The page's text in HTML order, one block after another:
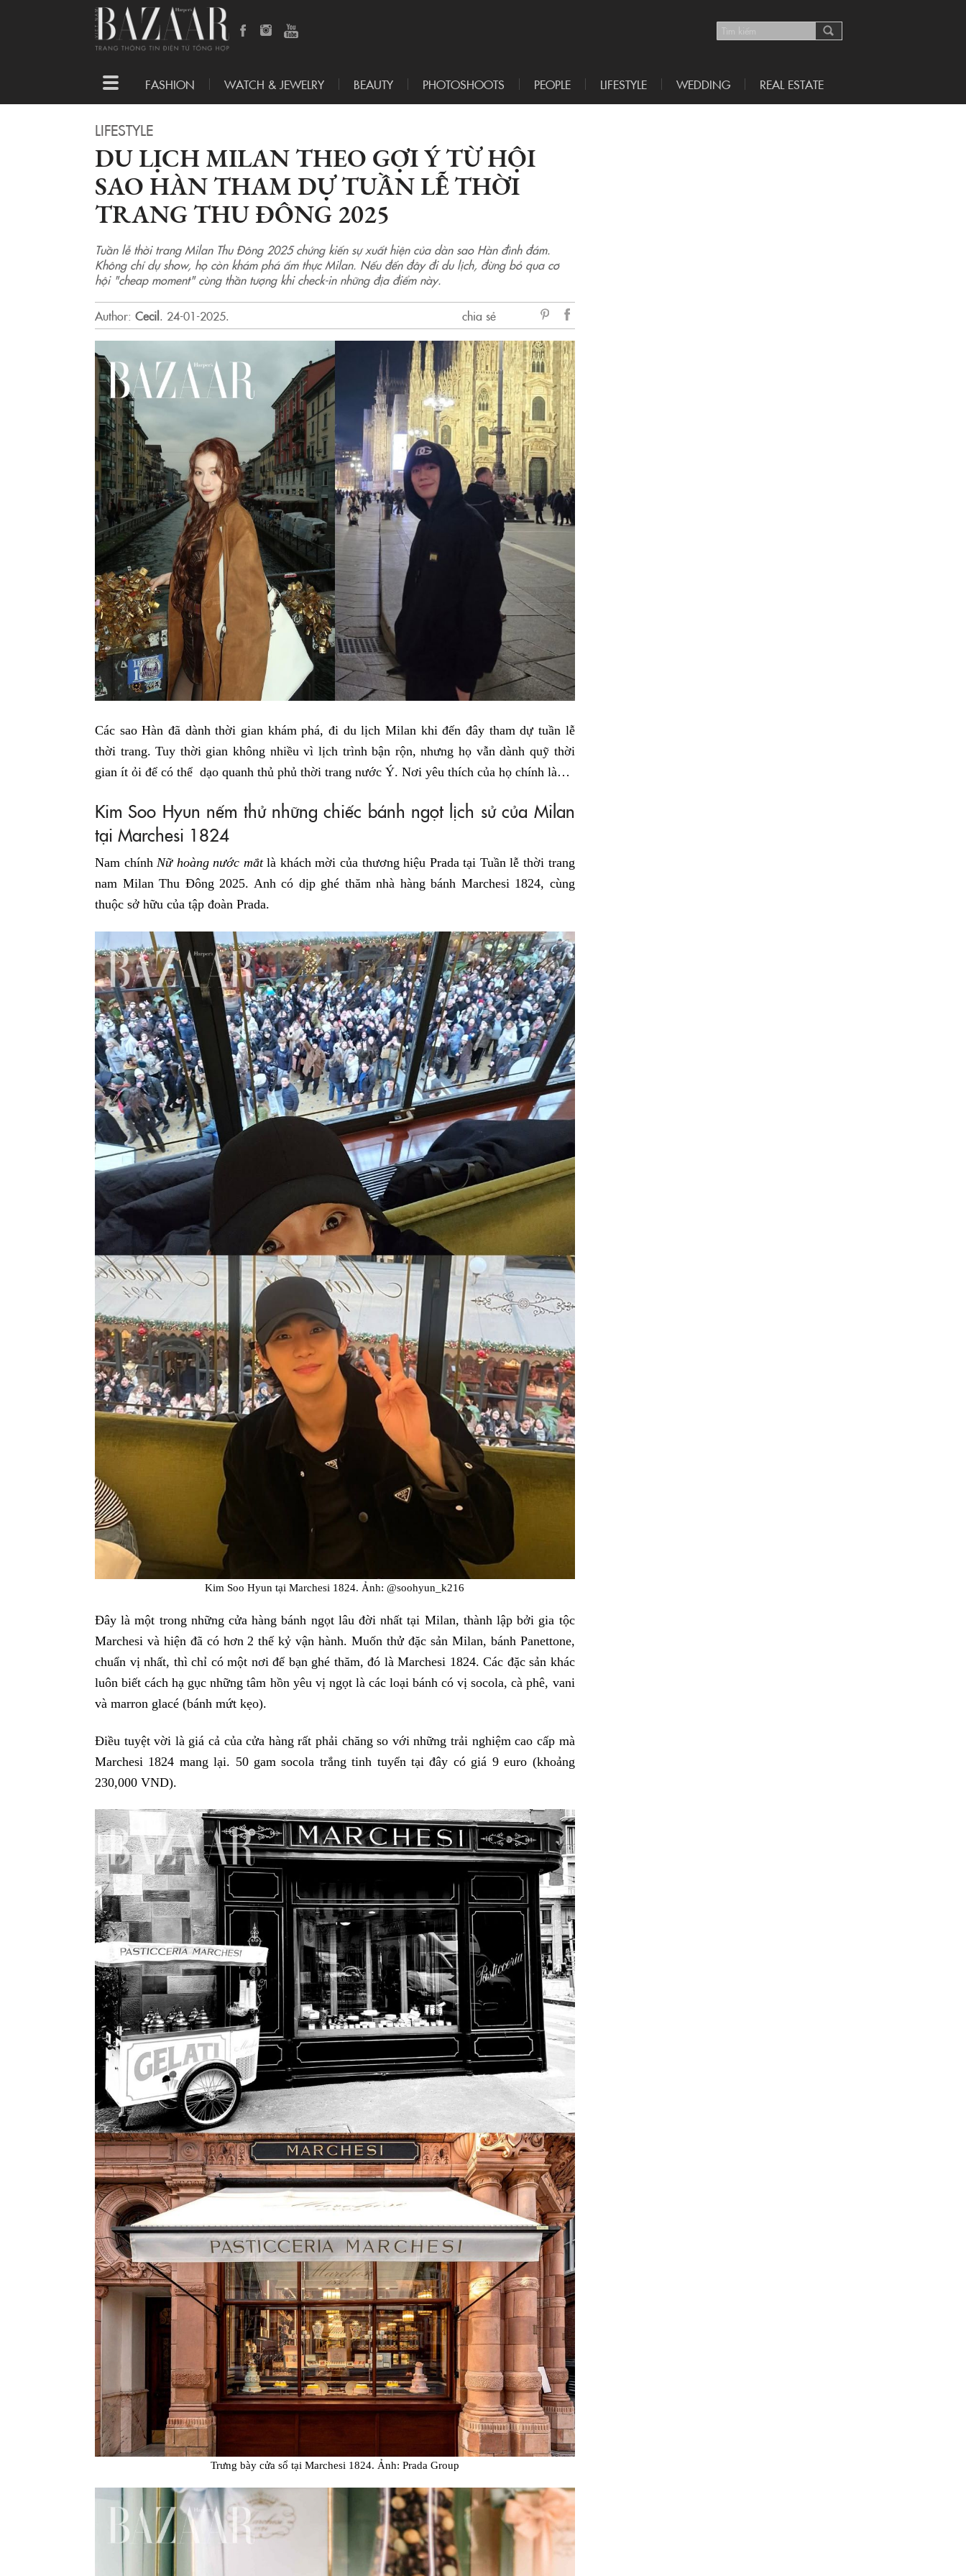
Toggle
navigation
FASHION WATCH & JEWELRY BEAUTY PHOTOSHOOTS PEOPLE LIFESTYLE WEDDING REAL ESTATE
LIFESTYLE
DU LỊCH MILAN THEO GỢI Ý TỪ HỘI
SAO HÀN THAM DỰ TUẦN LỄ THỜI
TRANG THU ĐÔNG 2025
Tuần lễ thời trang Milan Thu Đông 2025 chứng kiến sự xuất hiện của dàn sao Hàn đình đám.
Không chỉ dự show, họ còn khám phá ẩm thực Milan. Nếu đến đây đi du lịch, đừng bỏ qua cơ
hội "cheap moment" cùng thần tượng khi check-in những địa điểm này.
Author: Cecil. 24-01-2025.
chia sẻ
Facebook
Các sao Hàn đã dành thời gian khám phá, đi du lịch Milan khi đến đây tham dự tuần lễ
thời trang. Tuy thời gian không nhiều vì lịch trình bận rộn, nhưng họ vẫn dành quỹ thời
gian ít ỏi để có thể dạo quanh thủ phủ thời trang nước Ý. Nơi yêu thích của họ chính là…
Kim Soo Hyun nếm thử những chiếc bánh ngọt lịch sử của Milan
tại Marchesi 1824
Nam chínhNữ hoàng nước mắtlà khách mời của thương hiệu Prada tại Tuần lễ thời trang
nam Milan Thu Đông 2025. Anh có dịp ghé thăm nhà hàng bánh Marchesi 1824, cùng
thuộc sở hữu của tập đoàn Prada.
Kim Soo Hyun tại Marchesi 1824. Ảnh: @soohyun_k216
Đây là một trong những cửa hàng bánh ngọt lâu đời nhất tại Milan, thành lập bởi gia tộc
Marchesi và hiện đã có hơn 2 thế kỷ vận hành. Muốn thử đặc sản Milan, bánh Panettone,
chuẩn vị nhất, thì chỉ có một nơi để bạn ghé thăm, đó là Marchesi 1824. Các đặc sản khác
luôn biết cách hạ gục những tâm hồn yêu vị ngọt là các loại bánh có vị socola, cà phê, vani
và marron glacé (bánh mứt kẹo).
Điều tuyệt vời là giá cả của cửa hàng rất phải chăng so với những trải nghiệm cao cấp mà
Marchesi 1824 mang lại. 50 gam socola trắng tinh tuyển tại đây có giá 9 euro (khoảng
230,000 VND).
Trưng bày cửa sổ tại Marchesi 1824. Ảnh: Prada Group